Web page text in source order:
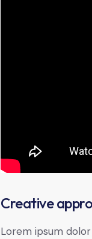
Creative
Lorem ipsum